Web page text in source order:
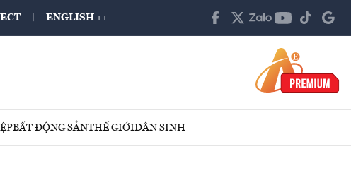
ENGLISH ++
BẤT ĐỘNG SẢNTHẾ GIỚIDÂN SINH